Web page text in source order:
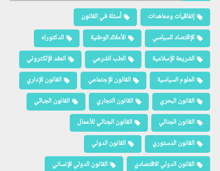
إتفاقيات ومعاهدات
أسئلة في القانون
الإقتصاد السياسي
الأملاك الوطنية
الدكتوراه
الشريعة الإسلامية
الطب الشرعي
العقد الإلكتروني
العلوم السياسية
القانون الإجتماعي
القانون الإداري
القانون البحري
القانون التجاري
القانون الجبائي
القانون الجنائي
القانون الجنائي للأعمال
القانون الدستوري
القانون الدولي
القانون الدولي الاقتصادي
القانون الدولي الإنساني